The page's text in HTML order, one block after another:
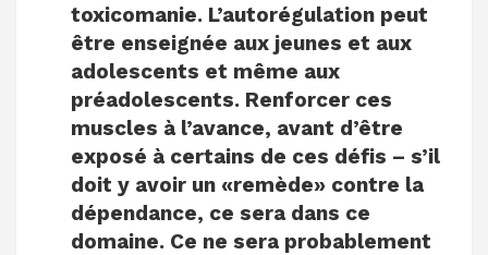
toxicomanie. L’autorégulation peut
être enseignée aux jeunes et aux
adolescents et même aux
préadolescents. Renforcer ces
muscles à l’avance, avant d’être
exposé à certains de ces défis – s’il
doit y avoir un «remède» contre la
dépendance, ce sera dans ce
domaine. Ce ne sera probablement